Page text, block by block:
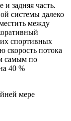
задняя часть.
системы далеко
между
спортивных
скорость потока
самым по
40 %
мере